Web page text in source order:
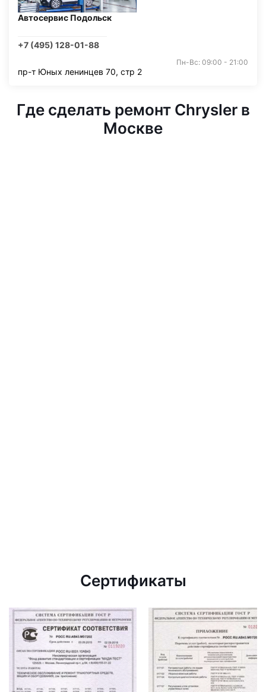
Автосервис Подольск
+7 (495) 128-01-88
Пн-Вс: 09:00 - 21:00
пр-т Юных ленинцев 70, стр 2
Где сделать ремонт Chrysler в
Москве
Сертификаты